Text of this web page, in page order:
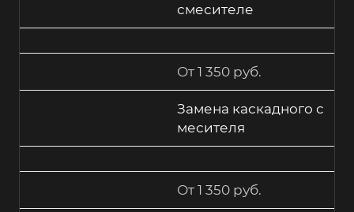
смесителе
От 1 350 руб.
Замена каскадного с
месителя
От 1 350 руб.